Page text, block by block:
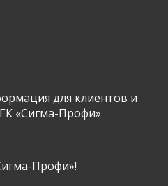
для клиентов и
«Сигма-Профи»
Профи»!